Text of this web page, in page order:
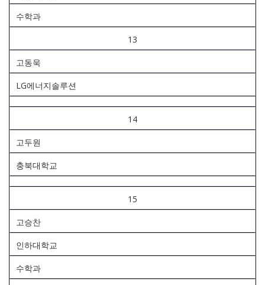
수학과
13
고동욱
LG에너지솔루션
14
고두원
충북대학교
15
고승찬
인하대학교
수학과